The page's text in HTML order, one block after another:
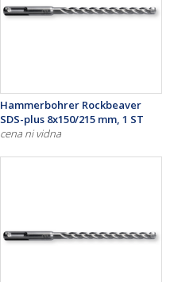
Hammerbohrer Rockbeaver
SDS-plus 8x150/215 mm, 1 ST
cena ni vidna